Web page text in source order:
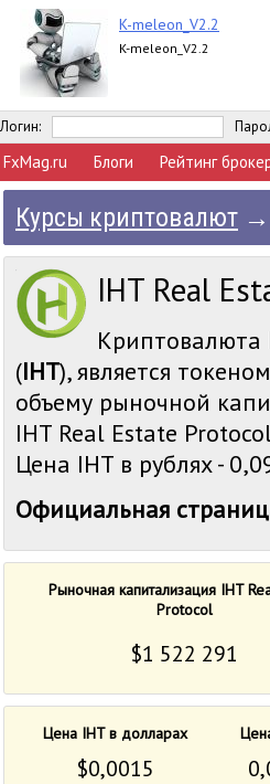
K-meleon_V2.2
K-meleon_V2.2
Логин:
FxMag.ru Блоги Рейтинг
Курсы криптовалют →
IHT Real
Криптовалюта
(IHT), является
объему рыночной
IHT Real Estate
Цена IHT в рублях -
Официальная
Рыночная капитализация IHT
Protocol
$1 522 291
Цена IHT в долларах
$0,0015